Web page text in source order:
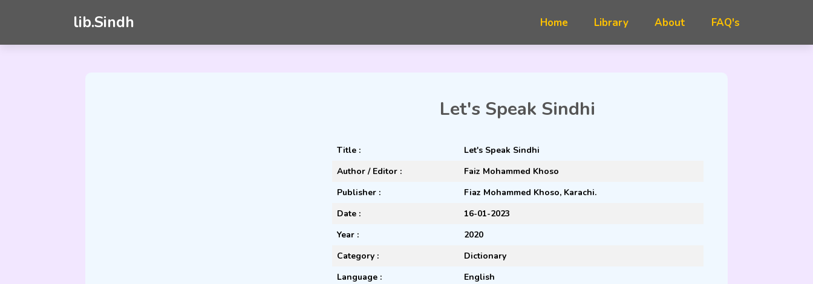
lib.Sindh FAQ's
Let's Speak Sindhi
Title :
Let's Speak Sindhi
Author / Editor :
Faiz Mohammed Khoso
Publisher :
Fiaz Mohammed Khoso, Karachi.
Date :
16-01-2023
Year :
2020
Category :
Dictionary
Language :
English